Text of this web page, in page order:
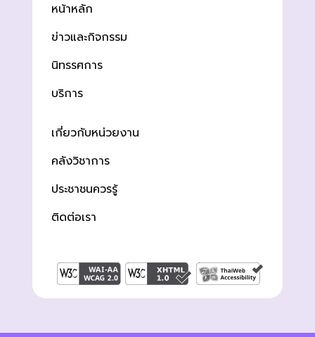
หน้าหลัก
ข่าวและกิจกรรม
นิทรรศการ
บริการ
เกี่ยวกับหน่วยงาน
คลังวิชาการ
ประชาชนควรรู้
ติดต่อเรา